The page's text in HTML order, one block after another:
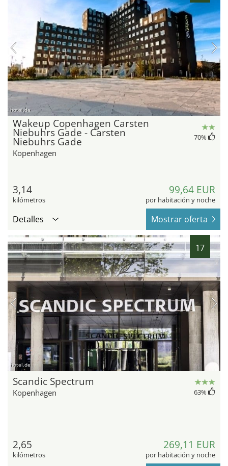
hotel.de
Wakeup Copenhagen Carsten
Niebuhrs Gade - Carsten
Niebuhrs Gade
Kopenhagen
70%
3,14
kilómetros
99,64 EUR
por habitación y noche
Detalles Mostrar oferta
17
hotel.de
Scandic Spectrum
Kopenhagen 63%
2,65
kilómetros
269,11 EUR
por habitación y noche